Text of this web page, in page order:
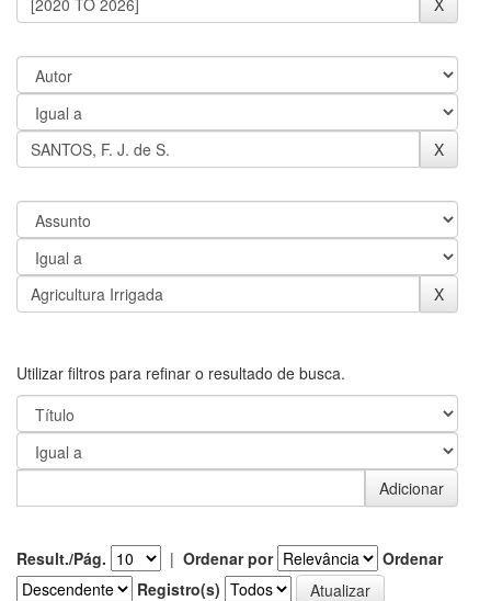
Utilizar filtros para refinar o resultado de busca.
Result./Pág. | Ordenar por
Ordenar
Registro(s)